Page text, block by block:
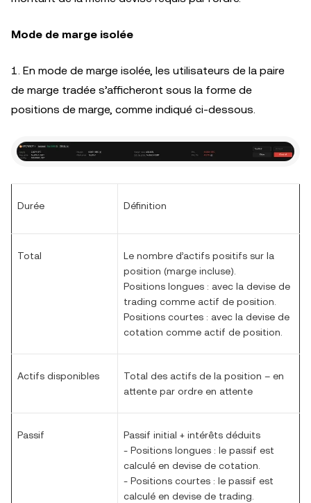
Mode de marge isolée
1. En mode de marge isolée, les utilisateurs de la paire
de marge tradée s’afficheront sous la forme de
positions de marge, comme indiqué ci-dessous.
Durée Définition
Total
Le nombre d’actifs positifs sur la
position (marge incluse).
Positions longues : avec la devise de
trading comme actif de position.
Positions courtes : avec la devise de
cotation comme actif de position.
Actifs disponibles
Total des actifs de la position – en
attente par ordre en attente
Passif
Passif initial + intérêts déduits
- Positions longues : le passif est
calculé en devise de cotation.
- Positions courtes : le passif est
calculé en devise de trading.